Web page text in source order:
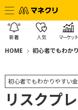
新着 人気 マーケット
HOME 初心者でもわか
初心者でもわかりやすい
リスクプ